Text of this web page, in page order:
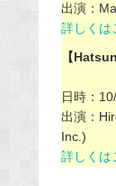
出演：
詳しくは
【
日時：
出演：
Inc.)
詳しくは